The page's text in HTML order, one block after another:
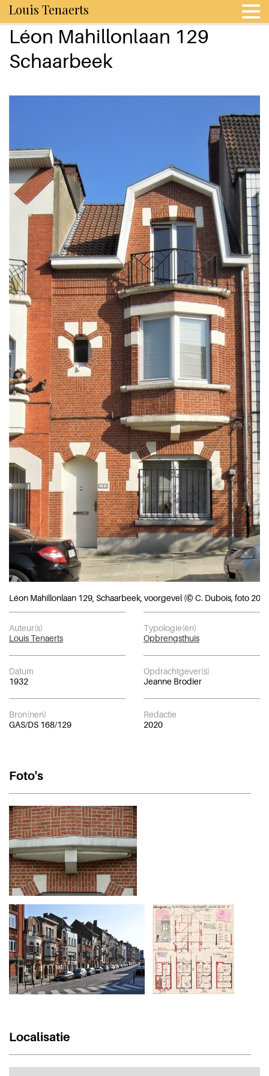
Louis Tenaerts
Léon Mahillonlaan 129
Schaarbeek
Léon Mahillonlaan 129, Schaarbeek, voorgevel (© C. Dubois, foto
Auteur(s)
Louis Tenaerts
Typologie(ën)
Opbrengsthuis
Datum
1932
Opdrachtgever(s)
Jeanne Brodier
Bron(nen)
GAS/DS 168/129
Redactie
2020
Foto's
Localisatie